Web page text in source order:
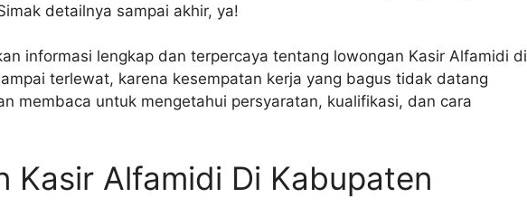
detailnya sampai akhir, ya!
informasi lengkap dan terpercaya tentang lowongan Kasir Alfamidi di
terlewat, karena kesempatan kerja yang bagus tidak datang
membaca untuk mengetahui persyaratan, kualifikasi, dan cara
Kasir Alfamidi Di Kabupaten